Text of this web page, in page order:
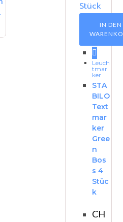
IN DEN
Leuch
tmar
ker
STA
BILO
Text
mar
ker
Gree
n
Bos
s 4
Stüc
k
CH